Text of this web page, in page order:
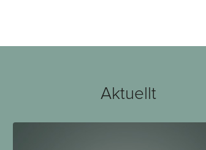
Aktuellt